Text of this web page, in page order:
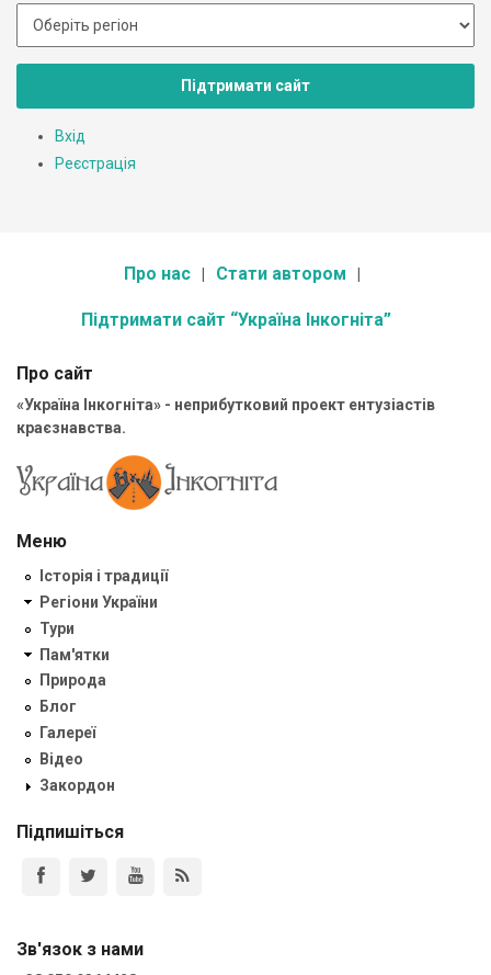
Підтримати сайт
Вхід
Реєстрація
Про нас Стати автором
Підтримати сайт “Україна Інкогніта”
Про сайт
«Україна Інкогніта» - неприбутковий проект ентузіастів
краєзнавства.
Меню
Історія і традиції
Регіони України
Тури
Пам'ятки
Природа
Блог
Галереї
Відео
Закордон
Підпишіться
Зв'язок з нами